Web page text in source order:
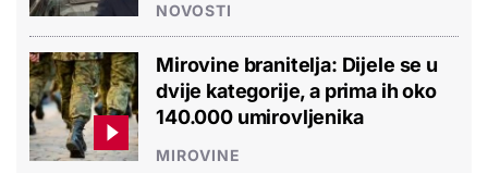
NOVOSTI
Mirovine branitelja: Dijele se u
dvije kategorije, a prima ih oko
140.000 umirovljenika
MIROVINE